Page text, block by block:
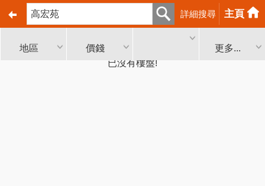
詳細搜尋 主頁
地區 價錢
更多...
已沒有樓盤!